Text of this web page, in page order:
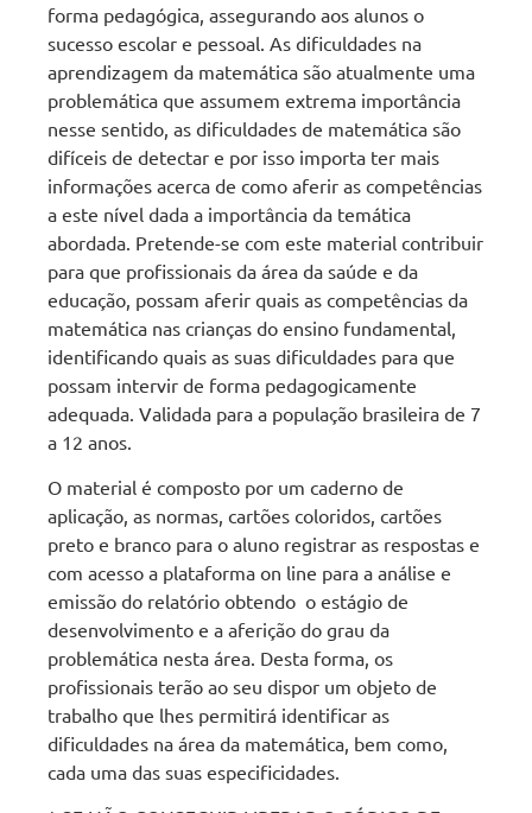
forma pedagógica, assegurando aos alunos o
sucesso escolar e pessoal. As dificuldades na
aprendizagem da matemática são atualmente uma
problemática que assumem extrema importância
nesse sentido, as dificuldades de matemática são
difíceis de detectar e por isso importa ter mais
informações acerca de como aferir as competências
a este nível dada a importância da temática
abordada. Pretende-se com este material contribuir
para que profissionais da área da saúde e da
educação, possam aferir quais as competências da
matemática nas crianças do ensino fundamental,
identificando quais as suas dificuldades para que
possam intervir de forma pedagogicamente
adequada. Validada para a população brasileira de 7
a 12 anos.
O material é composto por um caderno de
aplicação, as normas, cartões coloridos, cartões
preto e branco para o aluno registrar as respostas e
com acesso a plataforma on line para a análise e
emissão do relatório obtendo o estágio de
desenvolvimento e a aferição do grau da
problemática nesta área. Desta forma, os
profissionais terão ao seu dispor um objeto de
trabalho que lhes permitirá identificar as
dificuldades na área da matemática, bem como,
cada uma das suas especificidades.